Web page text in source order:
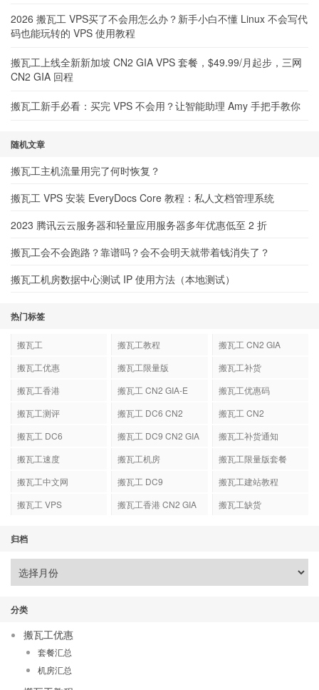
2026 搬瓦工 VPS买了不会用怎么办？新手小白不懂 Linux 不会写代
码也能玩转的 VPS 使用教程
搬瓦工上线全新新加坡 CN2 GIA VPS 套餐，$49.99/月起步，三网
CN2 GIA 回程
搬瓦工新手必看：买完 VPS 不会用？让智能助理 Amy 手把手教你
随机文章
搬瓦工主机流量用完了何时恢复？
搬瓦工 VPS 安装 EveryDocs Core 教程：私人文档管理系统
2023 腾讯云云服务器和轻量应用服务器多年优惠低至 2 折
搬瓦工会不会跑路？靠谱吗？会不会明天就带着钱消失了？
搬瓦工机房数据中心测试 IP 使用方法（本地测试）
热门标签
搬瓦工 搬瓦工教程
搬瓦工 CN2 GIA
搬瓦工优惠
搬瓦工限量版
搬瓦工补货
搬瓦工香港
搬瓦工 CN2 GIA-E
搬瓦工优惠码
搬瓦工测评
搬瓦工 DC6 CN2
搬瓦工 CN2
搬瓦工 DC6
搬瓦工 DC9 CN2 GIA
搬瓦工补货通知
搬瓦工速度
搬瓦工机房
搬瓦工限量版套餐
搬瓦工中文网
搬瓦工 DC9
搬瓦工建站教程
搬瓦工 VPS
搬瓦工香港 CN2 GIA 搬瓦工缺货
归档
分类
搬瓦工优惠
套餐汇总
机房汇总